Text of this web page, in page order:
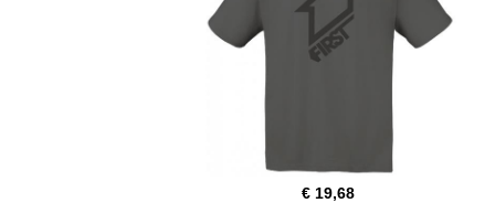
€ 19,68